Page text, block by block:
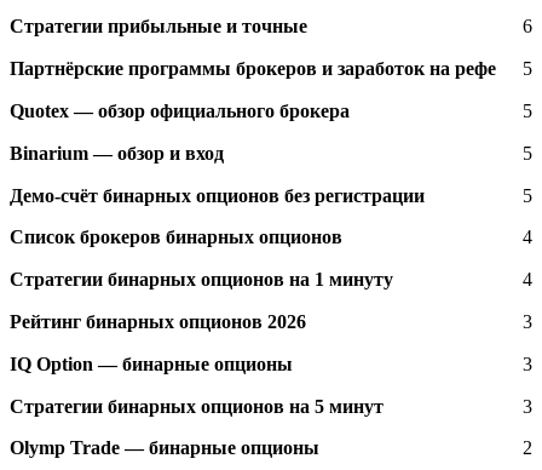
Стратегии прибыльные и точные 6
Партнёрские программы брокеров и заработок на рефе 5
Quotex — обзор официального брокера 5
Binarium — обзор и вход 5
Демо-счёт бинарных опционов без регистрации 5
Список брокеров бинарных опционов 4
Стратегии бинарных опционов на 1 минуту 4
Рейтинг бинарных опционов 2026 3
IQ Option — бинарные опционы 3
Стратегии бинарных опционов на 5 минут 3
Olymp Trade — бинарные опционы 2